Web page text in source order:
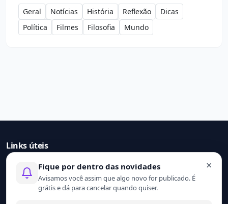
Geral Notícias História Reflexão
Dicas
Política
Filmes Filosofia Mundo
Links úteis
Início
Contato
Sobre nós
×
Fique por dentro das novidades
Avisamos você assim que algo novo for publicado. É
grátis e dá para cancelar quando quiser.